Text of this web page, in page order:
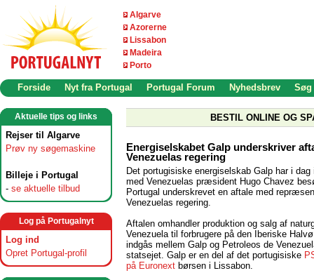
Algarve
Azorerne
Lissabon
Madeira
Porto
Forside Nyt fra Portugal Portugal Forum Nyhedsbrev Søg
Aktuelle tips og links
Rejser til Algarve
Prøv ny søgemaskine
Billeje i Portugal
- se aktuelle tilbud
Log på Portugalnyt
Log ind
Opret Portugal-profil
BESTIL ONLINE OG
Energiselskabet Galp underskriver
Venezuelas regering
Det portugisiske energiselskab Galp har i dag
med Venezuelas præsident Hugo Chavez
Portugal underskrevet en aftale med
Venezuelas regering.
Aftalen omhandler produktion og salg af
Venezuela til forbrugere på den Iberiske
indgås mellem Galp og Petroleos de
statsejet. Galp er en del af det portugisiske
på Euronext børsen i Lissabon.